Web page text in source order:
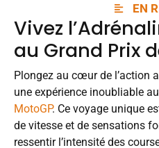
EN
Vivez
au Grand Prix
Plongez au cœur de l’action
une expérience inoubliable
MotoGP. Ce voyage unique
de vitesse et de sensations
ressentir l’intensité des